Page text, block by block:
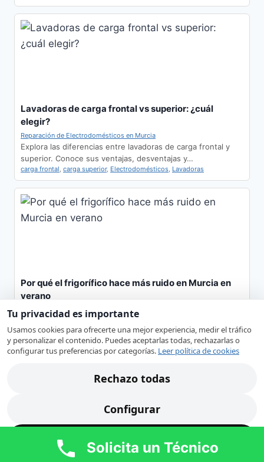
Lavadoras de carga frontal vs superior: ¿cuál
elegir?
Reparación de Electrodomésticos en Murcia
Explora las diferencias entre lavadoras de carga frontal y
superior. Conoce sus ventajas, desventajas y…
carga frontal, carga superior, Electrodomésticos, Lavadoras
Por qué el frigorífico hace más ruido en Murcia en
verano
Reparación de Electrodomésticos en Murcia
Explora las razones climáticas por las que los frigoríficos
pueden ser más ruidosos en Murcia…
frigorífico, mantenimiento, MURCIA, ruido,verano
Señales de Peligro en Electrodomésticos
Tu privacidad es importante
Usamos cookies para ofrecerte una mejor experiencia, medir el tráfico
y personalizar el contenido. Puedes aceptarlas todas, rechazarlas o
configurar tus preferencias por categorías. Leer política de cookies
Rechazo todas
Configurar
Acepto todas
Solicita un Técnico